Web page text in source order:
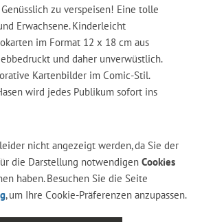
zu verspeisen! Eine tolle
Erwachsene. Kinderleicht
im Format 12 x 18 cm aus
und daher unverwüstlich.
Kartenbilder im Comic-Stil.
wird jedes Publikum sofort ins
nicht angezeigt werden, da Sie der
die Darstellung notwendigen Cookies
haben. Besuchen Sie die Seite
, um Ihre Cookie-Präferenzen anzupassen.